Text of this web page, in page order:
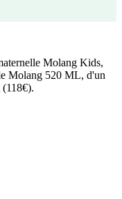
Molang Kids,
Molang 520 ML, d'un